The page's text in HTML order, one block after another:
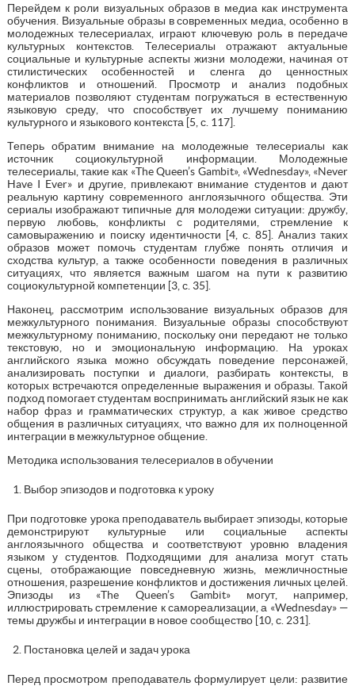
Перейдем к роли визуальных образов в медиа как инструмента
обучения. Визуальные образы в современных медиа, особенно в
молодежных телесериалах, играют ключевую роль в передаче
культурных контекстов. Телесериалы отражают актуальные
социальные и культурные аспекты жизни молодежи, начиная от
стилистических особенностей и сленга до ценностных
конфликтов и отношений. Просмотр и анализ подобных
материалов позволяют студентам погружаться в естественную
языковую среду, что способствует их лучшему пониманию
культурного и языкового контекста [5, с. 117].
Теперь обратим внимание на молодежные телесериалы как
источник социокультурной информации. Молодежные
телесериалы, такие как «The Queen’s Gambit», «Wednesday», «Never
Have I Ever» и другие, привлекают внимание студентов и дают
реальную картину современного англоязычного общества. Эти
сериалы изображают типичные для молодежи ситуации: дружбу,
первую любовь, конфликты с родителями, стремление к
самовыражению и поиску идентичности [4, с. 85]. Анализ таких
образов может помочь студентам глубже понять отличия и
сходства культур, а также особенности поведения в различных
ситуациях, что является важным шагом на пути к развитию
социокультурной компетенции [3, с. 35].
Наконец, рассмотрим использование визуальных образов для
межкультурного понимания. Визуальные образы способствуют
межкультурному пониманию, поскольку они передают не только
текстовую, но и эмоциональную информацию. На уроках
английского языка можно обсуждать поведение персонажей,
анализировать поступки и диалоги, разбирать контексты, в
которых встречаются определенные выражения и образы. Такой
подход помогает студентам воспринимать английский язык не как
набор фраз и грамматических структур, а как живое средство
общения в различных ситуациях, что важно для их полноценной
интеграции в межкультурное общение.
Методика использования телесериалов в обучении
Выбор эпизодов и подготовка к уроку
При подготовке урока преподаватель выбирает эпизоды, которые
демонстрируют культурные или социальные аспекты
англоязычного общества и соответствуют уровню владения
языком у студентов. Подходящими для анализа могут стать
сцены, отображающие повседневную жизнь, межличностные
отношения, разрешение конфликтов и достижения личных целей.
Эпизоды из «The Queen’s Gambit» могут, например,
иллюстрировать стремление к самореализации, а «Wednesday» —
темы дружбы и интеграции в новое сообщество [10, с. 231].
Постановка целей и задач урока
Перед просмотром преподаватель формулирует цели: развитие